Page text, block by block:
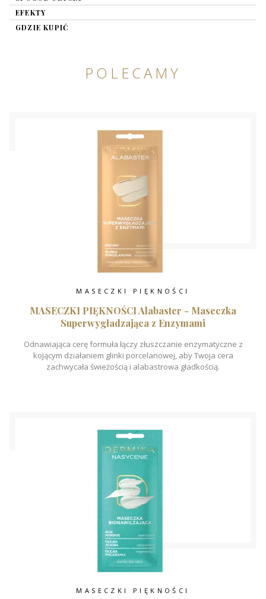
EFEKTY
GDZIE KUPIĆ
POLECAMY
MASECZKI PIĘKNOŚCI
MASECZKI PIĘKNOŚCI Alabaster - Maseczka
Superwygładzająca z Enzymami
Odnawiająca cerę formuła łączy złuszczanie enzymatyczne z
kojącym działaniem glinki porcelanowej, aby Twoja cera
zachwycała świeżością i alabastrowa gładkością.
MASECZKI PIĘKNOŚCI